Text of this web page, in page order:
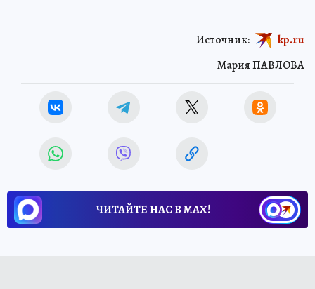
Мария ПАВЛОВА
Источник: kp.ru
ЧИТАЙТЕ НАС В МАХ!